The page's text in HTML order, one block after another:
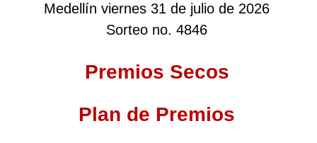
Medellín viernes 31 de julio de 2026
Sorteo no. 4846
Premios Secos
Plan de Premios